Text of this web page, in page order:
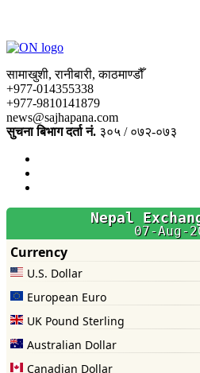
सामाखुशी, रानीबारी, काठमाण्डौँ
+977-014355338
+977-9810141879
news@sajhapana.com
सुचना बिभाग दर्ता नं. ३०५ / ०७२-०७३